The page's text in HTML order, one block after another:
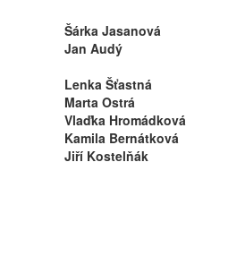
Šárka Jasanová
Jan Audý
Lenka Šťastná
Marta Ostrá
Vlaďka Hromádková
Kamila Bernátková
Jiří Kostelňák